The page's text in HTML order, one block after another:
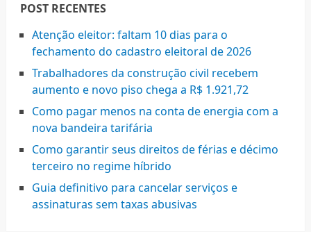
POST RECENTES
Atenção eleitor: faltam 10 dias para o
fechamento do cadastro eleitoral de 2026
Trabalhadores da construção civil recebem
aumento e novo piso chega a R$ 1.921,72
Como pagar menos na conta de energia com a
nova bandeira tarifária
Como garantir seus direitos de férias e décimo
terceiro no regime híbrido
Guia definitivo para cancelar serviços e
assinaturas sem taxas abusivas